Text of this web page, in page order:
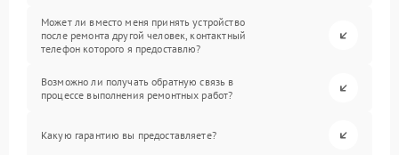
Может ли вместо меня принять устройство
после ремонта другой человек, контактный
телефон которого я предоставлю?
Возможно ли получать обратную связь в
процессе выполнения ремонтных работ?
Какую гарантию вы предоставляете?